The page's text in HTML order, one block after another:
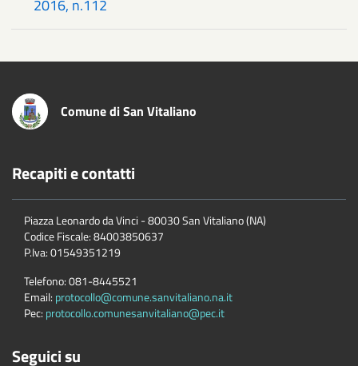
2016, n.112
Comune di San Vitaliano
Recapiti e contatti
Piazza Leonardo da Vinci - 80030 San Vitaliano (NA)
Codice Fiscale:84003850637
P.Iva:01549351219
Telefono:081-8445521
Email: protocollo@comune.sanvitaliano.na.it
Pec: protocollo.comunesanvitaliano@pec.it
Seguici su